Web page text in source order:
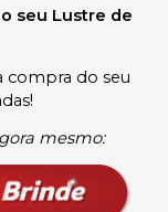
seu Lustre de
compra do seu
!
mesmo: